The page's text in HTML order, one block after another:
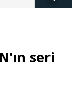
seri